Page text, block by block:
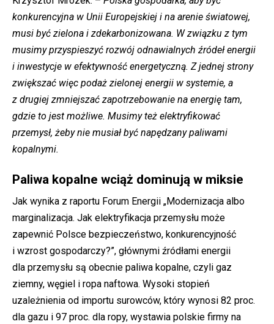
konkurencyjna w Unii Europejskiej i na arenie światowej,
musi być zielona i zdekarbonizowana. W związku z tym
musimy przyspieszyć rozwój odnawialnych źródeł energii
i inwestycje w efektywność energetyczną. Z jednej strony
zwiększać więc podaż zielonej energii w systemie, a
z drugiej zmniejszać zapotrzebowanie na energię tam,
gdzie to jest możliwe. Musimy też elektryfikować
przemysł, żeby nie musiał być napędzany paliwami
kopalnymi.
Paliwa kopalne wciąż dominują w miksie
Jak wynika z raportu Forum Energii „Modernizacja albo
marginalizacja. Jak elektryfikacja przemysłu może
zapewnić Polsce bezpieczeństwo, konkurencyjność
i wzrost gospodarczy?”, głównymi źródłami energii
dla przemysłu są obecnie paliwa kopalne, czyli gaz
ziemny, węgiel i ropa naftowa. Wysoki stopień
uzależnienia od importu surowców, który wynosi 82 proc.
dla gazu i 97 proc. dla ropy, wystawia polskie firmy na